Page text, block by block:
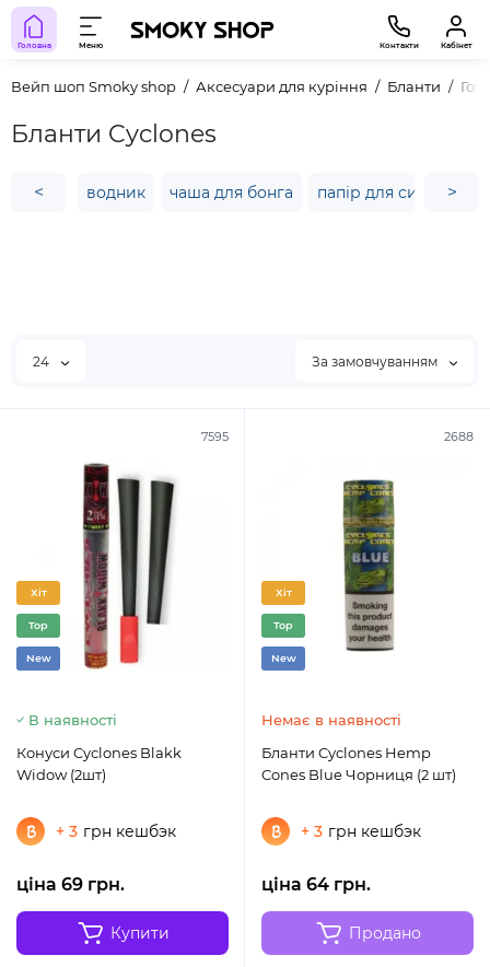
Головна Меню Контакти Кабінет
Вейп шоп Smoky shop Аксесуари для куріння Бланти
Бланти Cyclones
< водник чаша для бонга папір для сигарет
>
24 За замовчуванням
7595
Хіт
Top
New
В наявності
Конуси Cyclones Blakk
Widow (2шт)
+ 3 грн кешбэк
ціна 69 грн.
Купити
2688
Хіт
Top
New
Немає в наявності
Бланти Cyclones Hemp
Cones Blue Чорниця (2 шт)
+ 3 грн кешбэк
ціна 64 грн.
Продано